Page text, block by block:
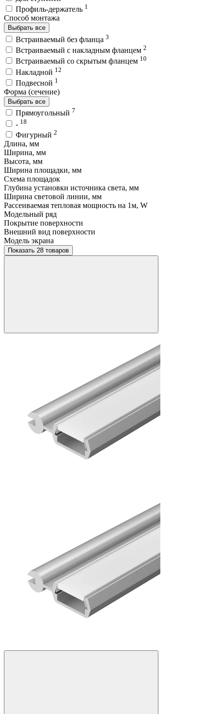
Профиль-держатель 1
Способ монтажа
Выбрать все
Встраиваемый без фланца 3
Встраиваемый с накладным фланцем 2
Встраиваемый со скрытым фланцем 10
Накладной 12
Подвесной 1
Форма (сечение)
Выбрать все
Прямоугольный 7
- 18
Фигурный 2
Длина, мм
Ширина, мм
Высота, мм
Ширина площадки, мм
Схема площадок
Глубина установки источника света, мм
Ширина световой линии, мм
Рассеиваемая тепловая мощность на 1м, W
Модельный ряд
Покрытие поверхности
Внешний вид поверхности
Модель экрана
Показать 28 товаров